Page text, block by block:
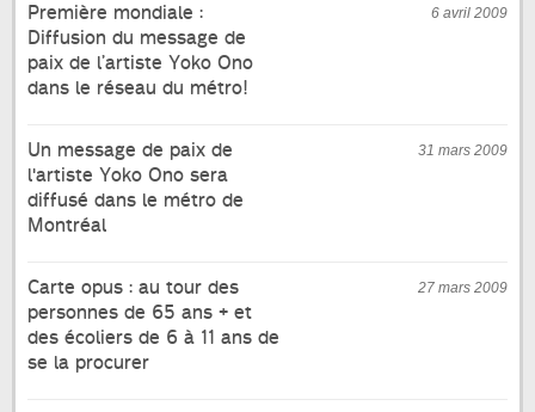
6 avril 2009
Première mondiale :
Diffusion du message de
paix de l’artiste Yoko Ono
dans le réseau du métro!
31 mars 2009
Un message de paix de
l'artiste Yoko Ono sera
diffusé dans le métro de
Montréal
27 mars 2009
Carte opus : au tour des
personnes de 65 ans + et
des écoliers de 6 à 11 ans de
se la procurer